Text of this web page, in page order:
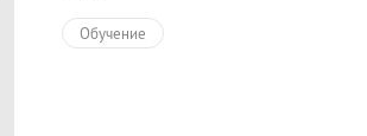
Обучение